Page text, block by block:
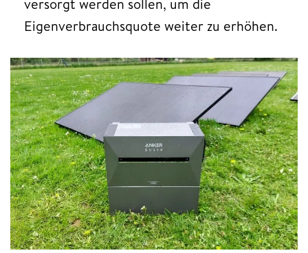
versorgt werden sollen, um die
Eigenverbrauchsquote weiter zu erhöhen.